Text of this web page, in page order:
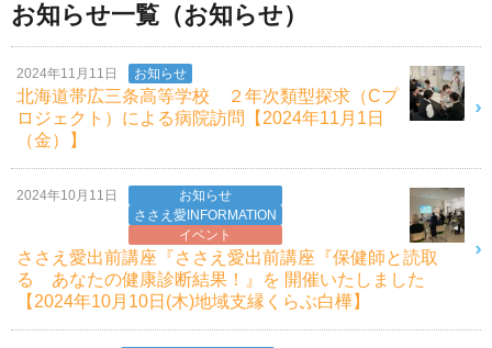
お知らせ一覧（お知らせ）
2024年11月11日 お知らせ
北海道帯広三条高等学校 ２年次類型探求（Cプ
ロジェクト）による病院訪問【2024年11月1日
（金）】
2024年10月11日
お知らせ
ささえ愛INFORMATION
イベント
ささえ愛出前講座『ささえ愛出前講座『保健師と読取
る あなたの健康診断結果！』を 開催いたしました
【2024年10月10日(木)地域支縁くらぶ白樺】